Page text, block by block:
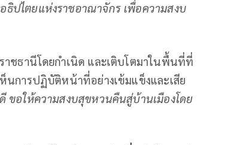
ปไตยแห่งราชอาณาจักร เพื่อความสงบ
าชธานีโดยกำเนิด และเติบโตมาในพื้นที่ที่
การปฏิบัติหน้าที่อย่างเข้มแข็งและเสีย
ขอให้ความสงบสุขหวนคืนสู่บ้านเมืองโดย